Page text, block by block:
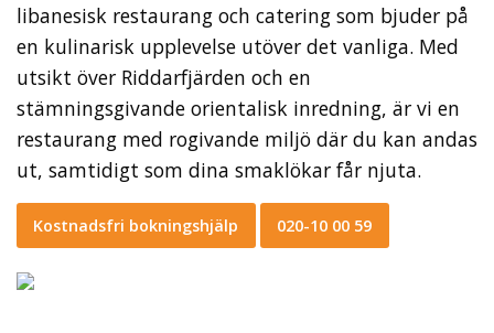
libanesisk restaurang och catering som bjuder på
en kulinarisk upplevelse utöver det vanliga. Med
utsikt över Riddarfjärden och en
stämningsgivande orientalisk inredning, är vi en
restaurang med rogivande miljö där du kan andas
ut, samtidigt som dina smaklökar får njuta.
Kostnadsfri bokningshjälp 020-10 00 59